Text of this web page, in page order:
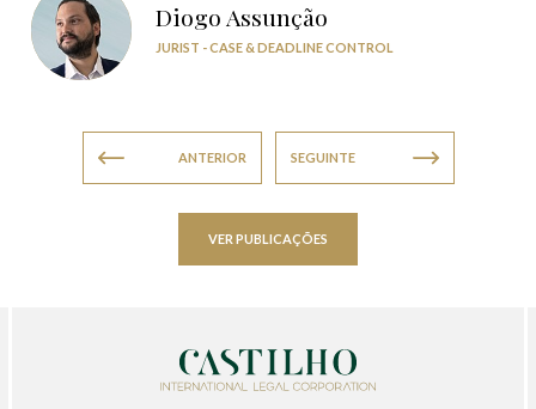
Diogo Assunção
JURIST - CASE & DEADLINE CONTROL
ANTERIOR SEGUINTE
VER PUBLICAÇÕES